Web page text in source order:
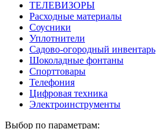
ТЕЛЕВИЗОРЫ
Расходные материалы
Соусники
Уплотнители
Садово-огородный инвентарь
Шоколадные фонтаны
Спорттовары
Телефония
Цифровая техника
Электроинструменты
Выбор по параметрам: